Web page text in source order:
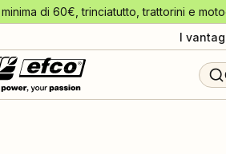
di 60€, trinciatutto, trattorini e
I